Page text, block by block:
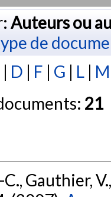
Auteurs ou
de
| D | F | G | L | M
21
C., Gauthier,